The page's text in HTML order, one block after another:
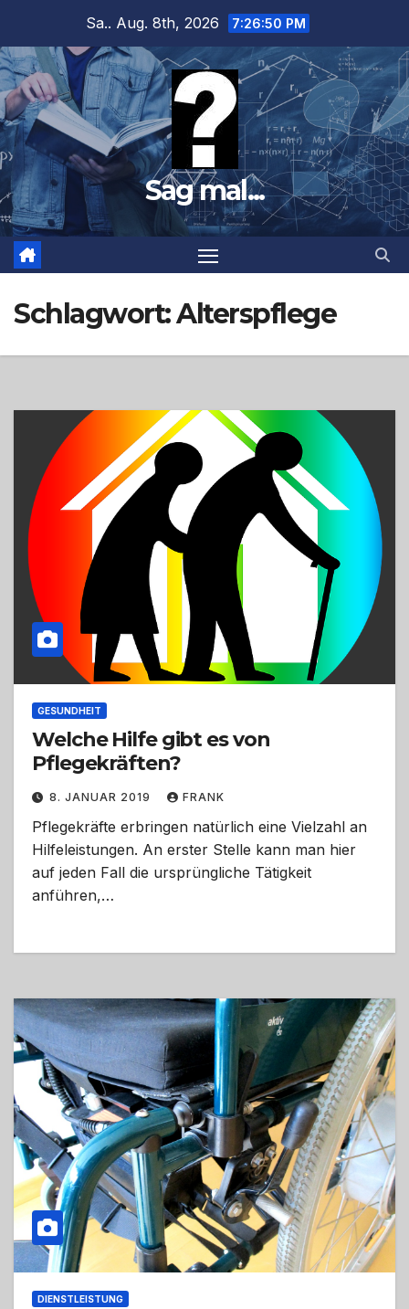
springen
Sa.. Aug. 8th, 2026 7:26:51 PM
Sag mal...
Schlagwort:Alterspflege
GESUNDHEIT
Welche Hilfe gibt es von
Pflegekräften?
8. JANUAR 2019 FRANK
Pflegekräfte erbringen natürlich eine Vielzahl an
Hilfeleistungen. An erster Stelle kann man hier
auf jeden Fall die ursprüngliche Tätigkeit
anführen,…
DIENSTLEISTUNG